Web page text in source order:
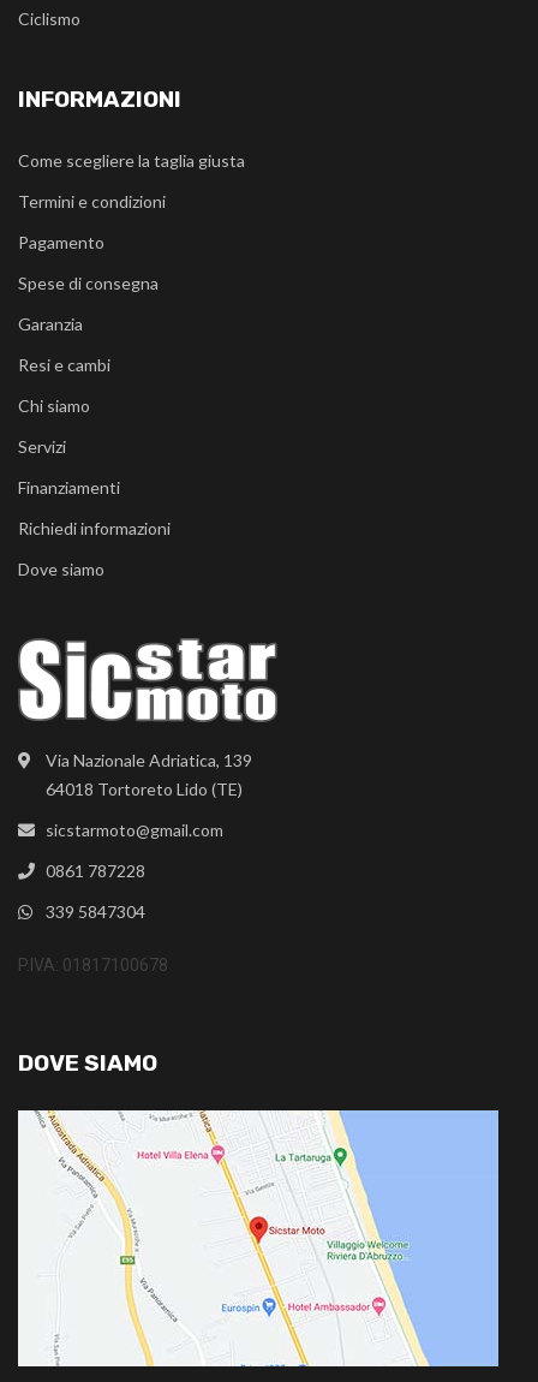
Via Nazionale Adriatica, 139
64018 Tortoreto Lido (TE)
sicstarmoto@gmail.com
0861 787228
339 5847304
P.IVA: 01817100678
Ciclismo
INFORMAZIONI
Come scegliere la taglia giusta
Termini e condizioni
Pagamento
Spese di consegna
Garanzia
Resi e cambi
Chi siamo
Servizi
Finanziamenti
Richiedi informazioni
Dove siamo
DOVE SIAMO